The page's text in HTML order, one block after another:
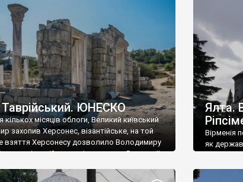
Раритети викрадені з фондів об’єкту
ЮНЕСКО «Херсонеса Таврійського».
«Золото Візантії», але експерти та
вважають це лише […]
легке
ЮНЕСКО
кількох місяців облоги, Великий київський
захопив Херсонес, візантійське, на той
взяття Херсонесу дозволило Володимиру
візантійському імператору Василю ІІ,
язичник, став Василем-
Ялта.
Вірменія
як